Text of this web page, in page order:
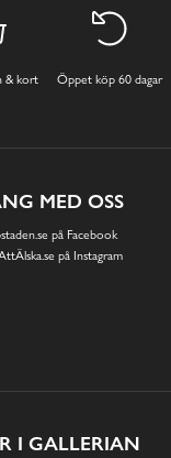
& kort Öppet köp 60 dagar
MED OSS
på Facebook
på Instagram
I GALLERIAN